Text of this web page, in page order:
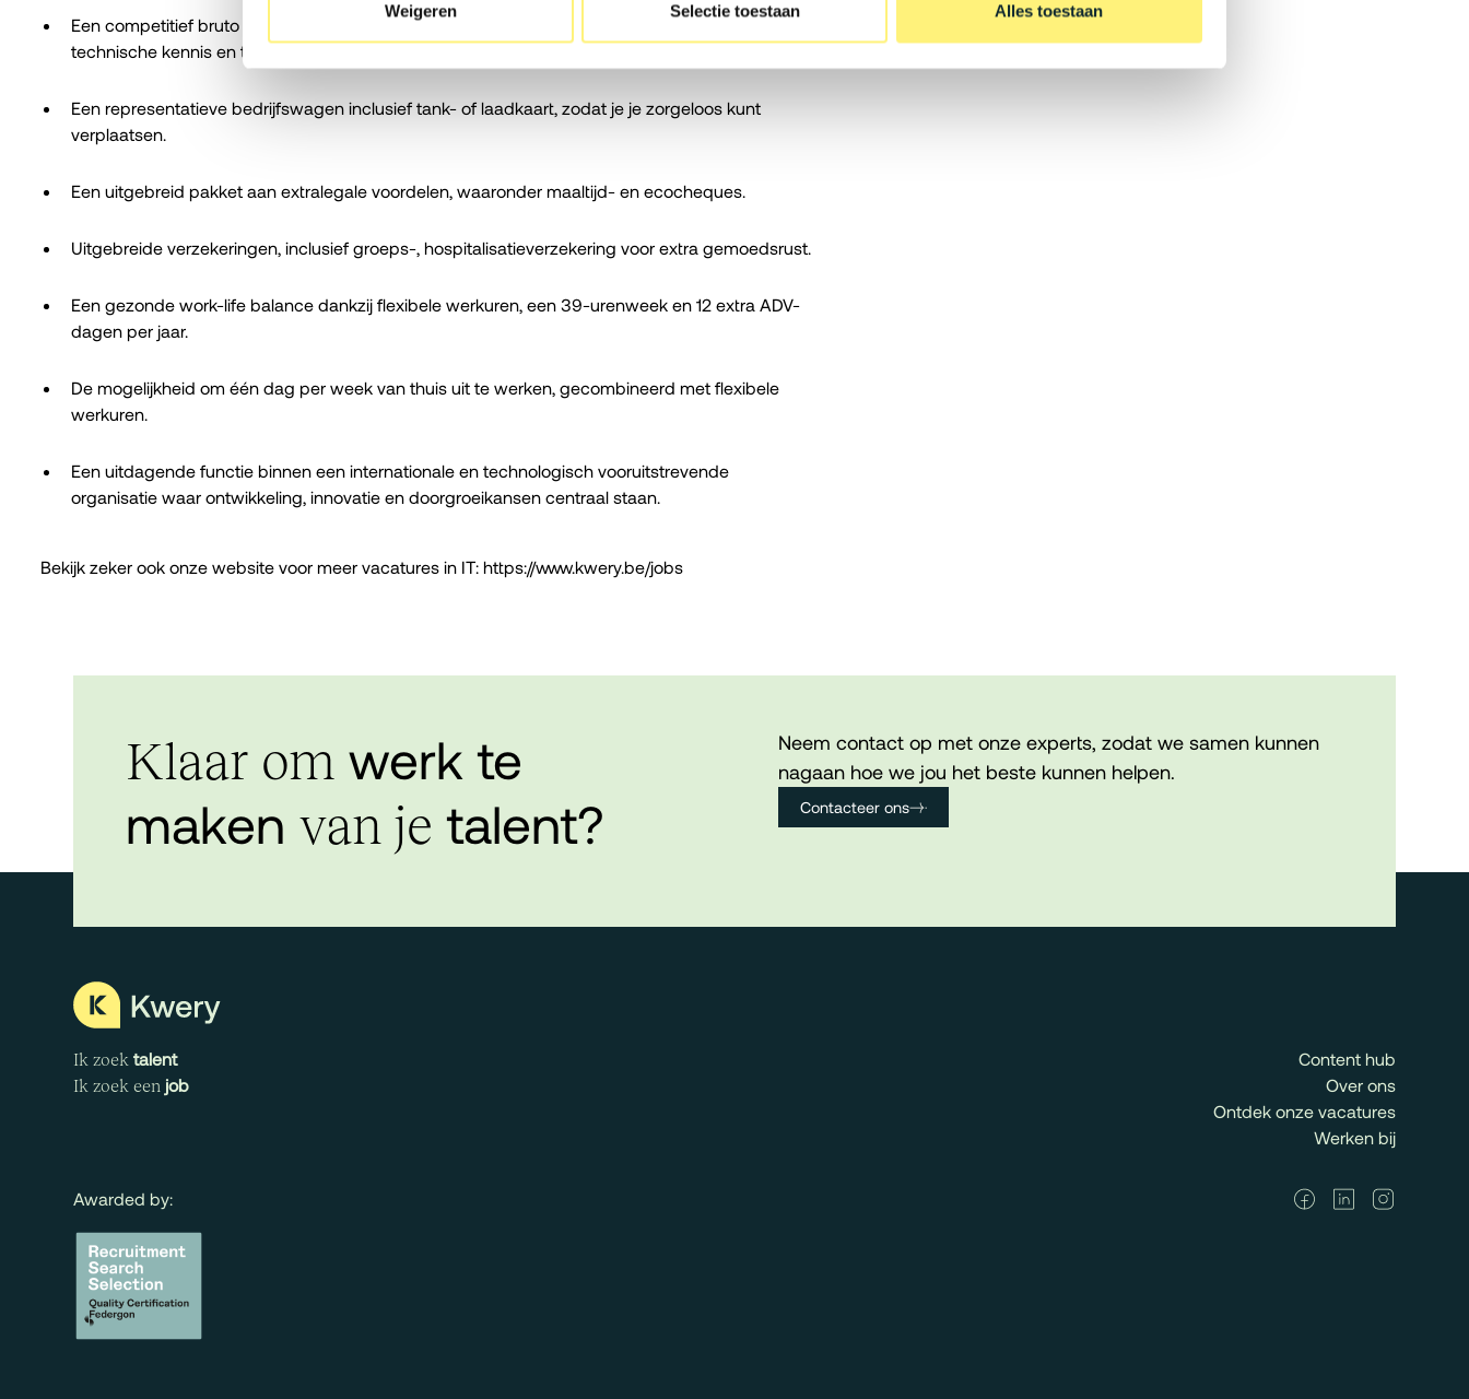
Weigeren Selectie toestaan Alles toestaan
Een competitief bruto maandsalaris tussen €4.500 en €6.300, afhankelijk van jouw ervaring,
technische kennis en toegevoegde waarde.
Een representatieve bedrijfswagen inclusief tank- of laadkaart, zodat je je zorgeloos kunt
verplaatsen.
Een uitgebreid pakket aan extralegale voordelen, waaronder maaltijd- en ecocheques.
Uitgebreide verzekeringen, inclusief groeps-, hospitalisatieverzekering voor extra gemoedsrust.
Een gezonde work-life balance dankzij flexibele werkuren, een 39-urenweek en 12 extra ADV-
dagen per jaar.
De mogelijkheid om één dag per week van thuis uit te werken, gecombineerd met flexibele
werkuren.
Een uitdagende functie binnen een internationale en technologisch vooruitstrevende
organisatie waar ontwikkeling, innovatie en doorgroeikansen centraal staan.
Bekijk zeker ook onze website voor meer vacatures in IT: https://www.kwery.be/jobs
Klaar om werk te
makenvan je talent?
Neem contact op met onze experts, zodat we samen kunnen
nagaan hoe we jou het beste kunnen helpen.
Contacteer ons
Ik zoek talent
Ik zoek een job
Content hub
Over ons
Ontdek onze vacatures
Werken bij
Awarded by: